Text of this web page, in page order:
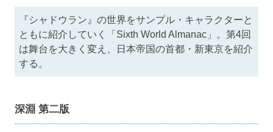
『シャドウラン』の世界をサンプル・キャラクターと
ともに紹介していく「Sixth World Almanac」。第4回
は舞台を大きく変え、日本帝国の首都・新東京を紹介
する。
深淵 第二版